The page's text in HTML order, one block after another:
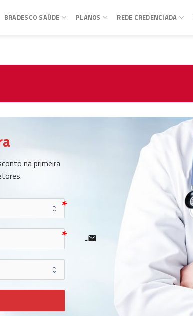
BRADESCO SAÚDE PLANOS REDE CREDENCIADA
na primeira
icon-mail